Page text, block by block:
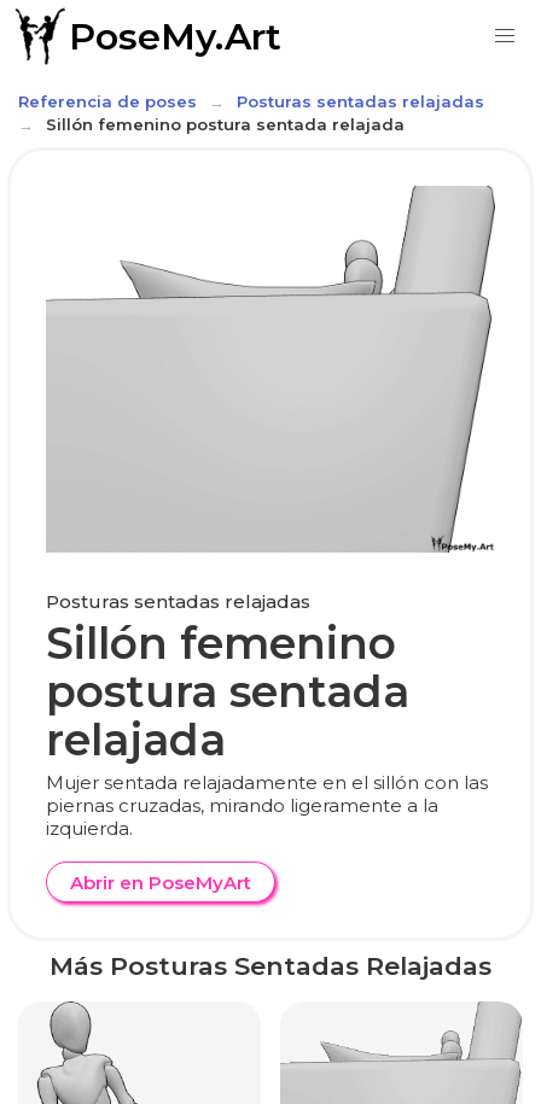
PoseMy.Art
Referencia de poses
Posturas sentadas relajadas
Sillón femenino postura sentada relajada
Posturas sentadas relajadas
Sillón femenino
postura sentada
relajada
Mujer sentada relajadamente en el sillón con las
piernas cruzadas, mirando ligeramente a la
izquierda.
Abrir en PoseMyArt
Más Posturas Sentadas Relajadas